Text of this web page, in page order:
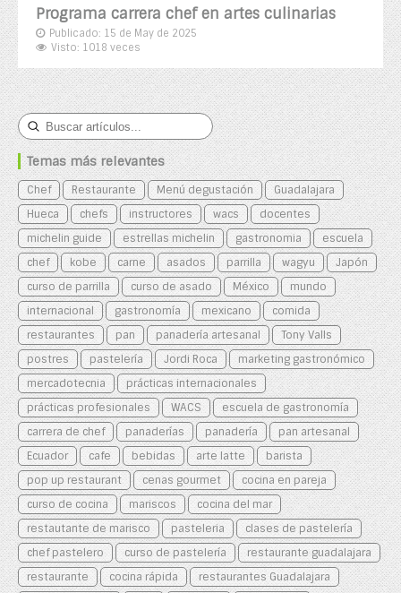
Programa carrera chef en artes culinarias
Publicado: 15 de May de 2025
Visto: 1018 veces
Temas más relevantes
Chef Restaurante Menú degustación
Guadalajara
Hueca
chefs instructores wacs
docentes
michelin guide
estrellas michelin gastronomia
escuela
chef
kobe carne asados parrilla wagyu
Japón
curso de parrilla
curso de asado México
mundo
internacional
gastronomía mexicano
comida
restaurantes
pan panadería artesanal
Tony Valls
postres
pastelería Jordi Roca
marketing gastronómico
mercadotecnia
prácticas internacionales
prácticas profesionales
WACS
escuela de gastronomía
carrera de chef
panaderías panadería
pan artesanal
Ecuador
cafe bebidas arte latte
barista
pop up restaurant
cenas gourmet
cocina en pareja
curso de cocina
mariscos
cocina del mar
restautante de marisco
pasteleria
clases de pastelería
chef pastelero
curso de pastelería
restaurante guadalajara
restaurante
cocina rápida
restaurantes Guadalajara